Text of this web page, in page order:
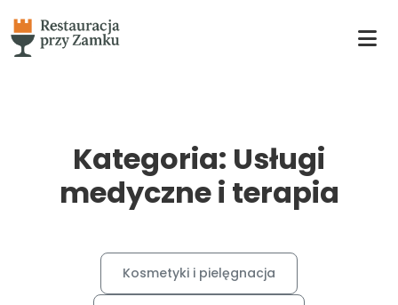
Kategoria: Usługi
medyczne i terapia
Kosmetyki i pielęgnacja